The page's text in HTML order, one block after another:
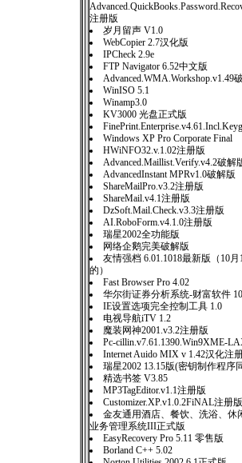
注册版
岁月留声 V1.0
WebCopier 2.7汉化版
IPCheck 2.9e
FTP Navigator 6.52中文版
Advanced.WMA.Workshop.v1.49
WinISO 5.1
Winamp3.0
KV3000 光盘正式版
Windows XP Pro Corporate Final
HWiNFO32.v.1.02注册版
Advanced.Maillist.Verify.v4.2破解
AdvancedInstant MPRv1.0破解版
ShareMailPro.v3.2注册版
ShareMail.v4.1注册版
DzSoft.Mail.Check.v3.3注册版
AI.RoboForm.v4.1.0注册版
瑞星2002全功能版
网络企鹅完美破解版
友情强档 6.01.1018最新版（10月
的）
Fast Browser Pro 4.02
华尔街证券分析系统-财富软件
IE设置选项完全控制工具 1.0
电视导航iTV 1.2
魔装网神2001.v3.2注册版
Pc-cillin.v7.61.1390.Win9XME-
Internet Auido MIX v 1.42汉化注
瑞星2002 13.15版(密钥制作程序
精选书签 V3.85
MP3TagEditor.v1.1注册版
Customizer.XP.v1.0.2FiNAL注册版
金友通用酒店、餐饮、洗浴、休
业务管理系统III正式版
EasyRecovery Pro 5.11 零售版
Borland C++ 5.02